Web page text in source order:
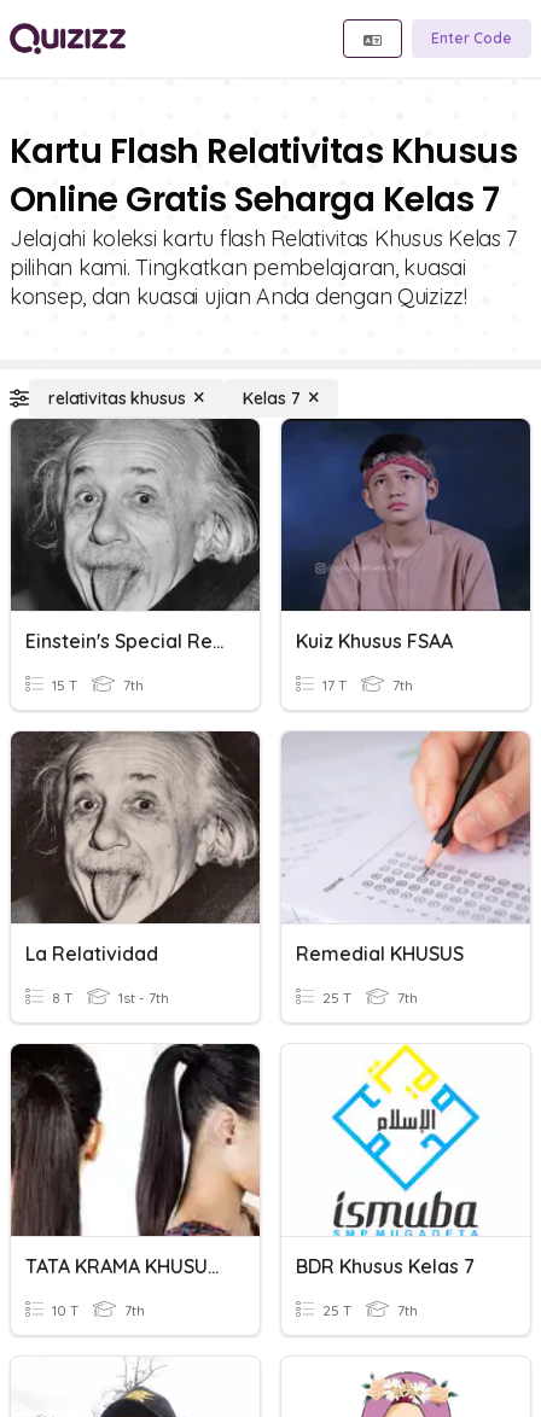
Enter Code
Kartu Flash Relativitas Khusus
Online Gratis Seharga Kelas 7
Jelajahi koleksi kartu flash Relativitas Khusus Kelas 7
pilihan kami. Tingkatkan pembelajaran, kuasai
konsep, dan kuasai ujian Anda dengan Quizizz!
relativitas khusus Kelas 7
Einstein's Special Relativity
15 T 7th
Kuiz Khusus FSAA
17 T 7th
La Relatividad
8 T 1st - 7th
Remedial KHUSUS
25 T 7th
TATA KRAMA KHUSUS PUTRI
10 T 7th
BDR Khusus Kelas 7
25 T 7th